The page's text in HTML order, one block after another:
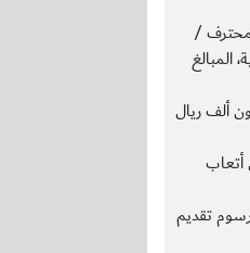
/
وثلاثون ألف ريال
ريال أتعاب
ريال رسوم تقديم